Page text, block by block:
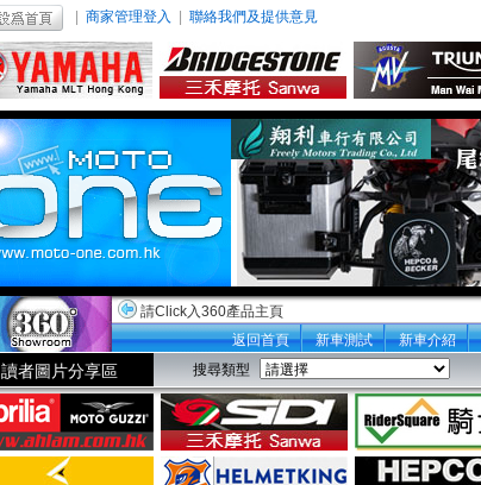
商家管理登入 聯絡我們及提供意見
請Click入360產品主頁
返回首頁
新車測試 新車介紹
讀者圖片分享區 搜尋類型